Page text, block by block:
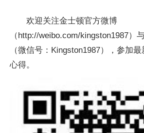
欢迎关注金士顿官方微博
（http://weibo.com/kingston1987）
（微信号：Kingston1987），参加
心得。